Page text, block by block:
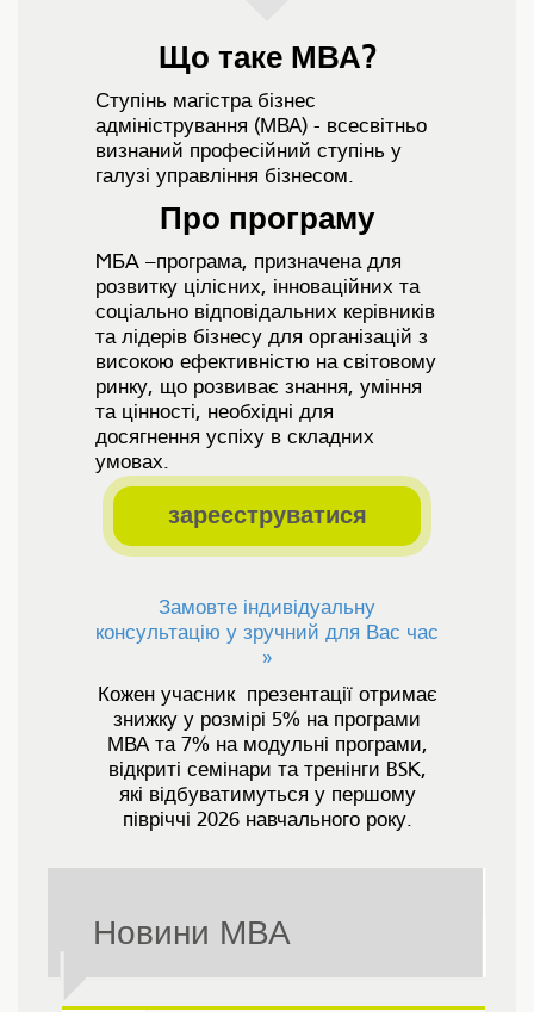
Що таке МВА?
Ступінь магістра бізнес
адміністрування (МВА) - всесвітньо
визнаний професійний ступінь у
галузі управління бізнесом.
Про програму
MБA –програма, призначена для
розвитку цілісних, інноваційних та
соціально відповідальних керівників
та лідерів бізнесу для організацій з
високою ефективністю на світовому
ринку, що розвиває знання, уміння
та цінності, необхідні для
досягнення успіху в складних
умовах.
зареєструватися
Замовте індивідуальну
консультацію у зручний для Вас час
»
Кожен учасник презентації отримає
знижку у розмірі 5% на програми
МВА та 7% на модульні програми,
відкриті семінари та тренінги BSK,
які відбуватимуться у першому
півріччі 2026 навчального року.
Новини МВА